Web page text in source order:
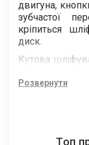
двигуна,
зубчастої
кріпиться
диск.
Кутова
також проста у
Розвернути
Топ